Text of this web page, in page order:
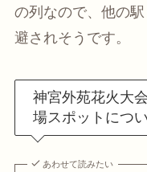
の列なので、他の
避されそうです。
神宮外苑花火大
場スポットにつ
あわせて読みたい